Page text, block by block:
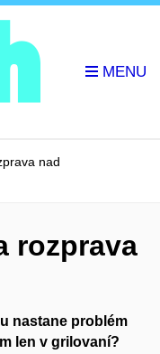
nad
rozprava
nastane problém
len v grilovaní?